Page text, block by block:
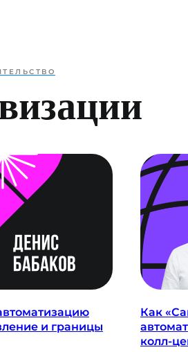
и границы
Как
колл-